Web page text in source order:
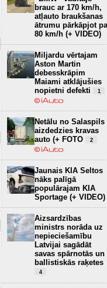
brauc ar 170 km/h,
atļauto braukšanas
ātrumu pārkāpjot
80 km/h (+ VIDEO)
Miljardu vērtajam
Aston Martin
debesskrāpim
Maiami atklājušies
nopietni defekti
1
Netālu no Salaspils
aizdedzies kravas
auto (+ FOTO
2
Jaunais KIA Seltos
nāks palīgā
populārajam KIA
Sportage (+ VIDEO)
Aizsardzības
ministrs norāda uz
nepieciešamību
Latvijai sagādāt
savas spārnotās un
ballistiskās raķetes
4